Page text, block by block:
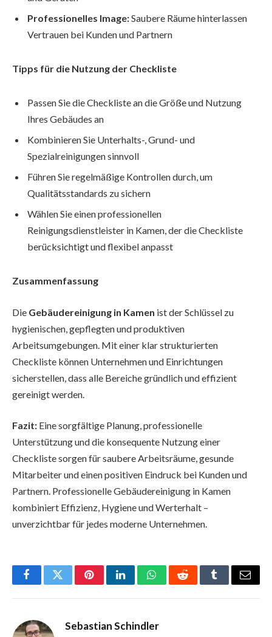
Professionelles Image:Saubere Räume hinterlassen
Vertrauen bei Kunden und Partnern
Tipps für die Nutzung der Checkliste
Passen Sie die Checkliste an die Größe und Nutzung
Ihres Gebäudes an
Kombinieren Sie Unterhalts-, Grund- und
Spezialreinigungen sinnvoll
Führen Sie regelmäßige Kontrollen durch, um
Qualitätsstandards zu sichern
Wählen Sie einen professionellen
Reinigungsdienstleister in Kamen, der die Checkliste
berücksichtigt und flexibel anpasst
Zusammenfassung
Die Gebäudereinigung in Kamen ist der Schlüssel zu
hygienischen, gepflegten und produktiven
Arbeitsumgebungen. Mit einer klar strukturierten
Checkliste können Unternehmen und Einrichtungen
sicherstellen, dass alle Bereiche gründlich und effizient
gereinigt werden.
Fazit: Eine sorgfältige Planung, professionelle
Unterstützung und die konsequente Nutzung einer
Checkliste sorgen für saubere Arbeitsräume, gesunde
Mitarbeiter und einen positiven Eindruck bei Kunden und
Partnern. Professionelle Gebäudereinigung in Kamen
kombiniert Effizienz, Hygiene und Werterhalt –
unverzichtbar für jedes moderne Unternehmen.
FacebookTwitterPinterestLinkedInWhatsAppRedditTumblrEmail
Sebastian Schindler